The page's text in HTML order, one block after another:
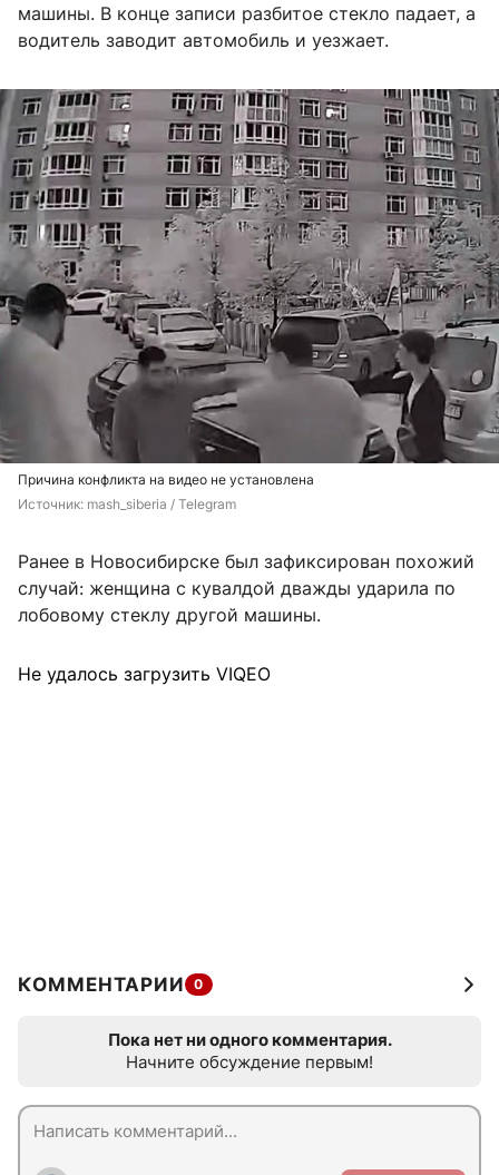
машины. В конце записи разбитое стекло падает, а
водитель заводит автомобиль и уезжает.
Причина конфликта на видео не установлена
Источник: mash_siberia / Telegram
Ранее в Новосибирске был зафиксирован похожий
случай: женщина с кувалдой дважды ударила по
лобовому стеклу другой машины.
Не удалось загрузить VIQEO
КОММЕНТАРИИ 0
Пока нет ни одного комментария.
Начните обсуждение первым!